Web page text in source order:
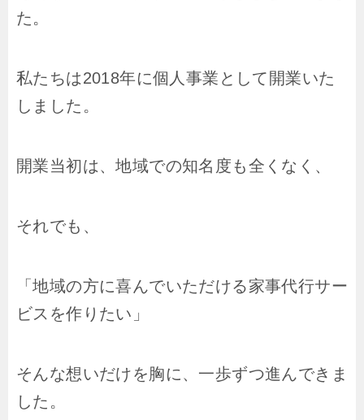
た。
私たちは2018年に個人事業として開業いた
しました。
開業当初は、地域での知名度も全くなく、
それでも、
「地域の方に喜んでいただける家事代行サー
ビスを作りたい」
そんな想いだけを胸に、一歩ずつ進んできま
した。